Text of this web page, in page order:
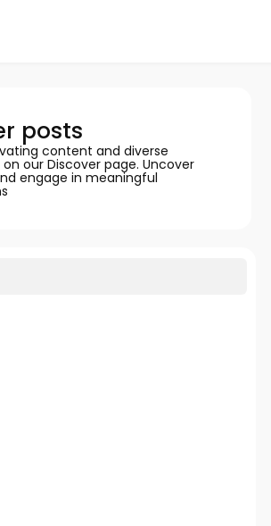
posts
content and diverse
our Discover page. Uncover
engage in meaningful